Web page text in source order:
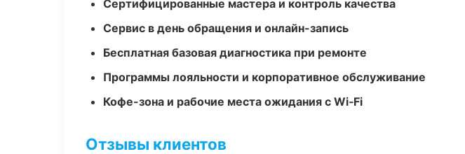
Сертифицированные мастера и контроль качества
Сервис в день обращения и онлайн-запись
Бесплатная базовая диагностика при ремонте
Программы лояльности и корпоративное обслуживание
Кофе-зона и рабочие места ожидания с Wi‑Fi
Отзывы клиентов